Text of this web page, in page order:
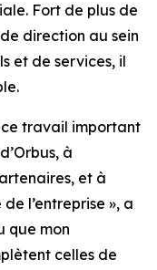
Fort de plus de
direction au sein
et de services, il
travail important
à
et à
l’entreprise », a
que mon
celles de